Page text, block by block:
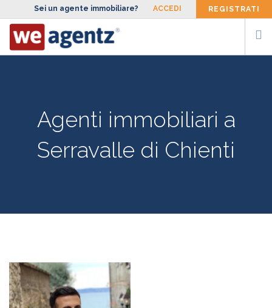
Sei un agente immobiliare? ACCEDI REGISTRATI
FACCIAMOAgenti immobiliari a
Serravalle di Chienti